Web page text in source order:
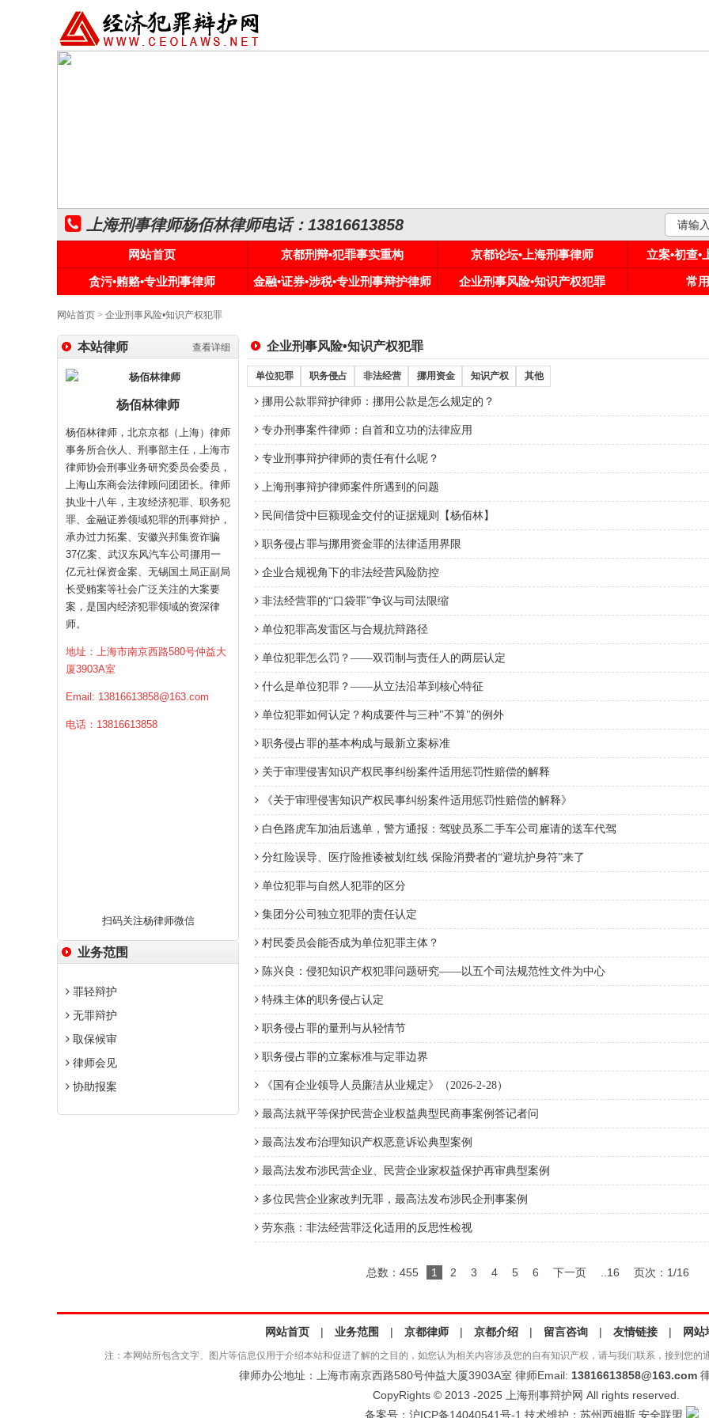
上海刑事律师杨佰林律师电话：13816613858
网站首页 京都刑辩•犯罪事实重构 京都论坛•上海刑事律师
立案•初查•
贪污•贿赂•专业刑事律师
金融•证券•涉税•专业刑事辩护律师 企业刑事风险•知识产权犯罪 常
网站首页 > 企业刑事风险•知识产权犯罪
查看详细
本站律师
杨佰林律师
杨佰林律师，北京京都（上海）律师
事务所合伙人、刑事部主任，上海市
律师协会刑事业务研究委员会委员，
上海山东商会法律顾问团团长。律师
执业十八年，主攻经济犯罪、职务犯
罪、金融证券领域犯罪的刑事辩护，
承办过力拓案、安徽兴邦集资诈骗
37亿案、武汉东风汽车公司挪用一
亿元社保资金案、无锡国土局正副局
长受贿案等社会广泛关注的大案要
案，是国内经济犯罪领域的资深律
师。
地址：上海市南京西路580号仲益大
厦3903A室
Email: 13816613858@163.com
电话：13816613858
扫码关注杨律师微信
业务范围
罪轻辩护
无罪辩护
取保候审
律师会见
协助报案
企业刑事风险•知识产权犯罪
单位犯罪 职务侵占 非法经营 挪用资金 知识产权 其他
挪用公款罪辩护律师：挪用公款是怎么规定的？
专办刑事案件律师：自首和立功的法律应用
专业刑事辩护律师的责任有什么呢？
上海刑事辩护律师案件所遇到的问题
民间借贷中巨额现金交付的证据规则【杨佰林】
职务侵占罪与挪用资金罪的法律适用界限
企业合规视角下的非法经营风险防控
非法经营罪的“口袋罪”争议与司法限缩
单位犯罪高发雷区与合规抗辩路径
单位犯罪怎么罚？——双罚制与责任人的两层认定
什么是单位犯罪？——从立法沿革到核心特征
单位犯罪如何认定？构成要件与三种"不算"的例外
职务侵占罪的基本构成与最新立案标准
关于审理侵害知识产权民事纠纷案件适用惩罚性赔偿的解释
《关于审理侵害知识产权民事纠纷案件适用惩罚性赔偿的解释》
白色路虎车加油后逃单，警方通报：驾驶员系二手车公司雇请的送车代驾
分红险误导、医疗险推诿被划红线 保险消费者的“避坑护身符”来了
单位犯罪与自然人犯罪的区分
集团分公司独立犯罪的责任认定
村民委员会能否成为单位犯罪主体？
陈兴良：侵犯知识产权犯罪问题研究——以五个司法规范性文件为中心
特殊主体的职务侵占认定
职务侵占罪的量刑与从轻情节
职务侵占罪的立案标准与定罪边界
《国有企业领导人员廉洁从业规定》（2026-2-28）
最高法就平等保护民营企业权益典型民商事案例答记者问
最高法发布治理知识产权恶意诉讼典型案例
最高法发布涉民营企业、民营企业家权益保护再审典型案例
多位民营企业家改判无罪，最高法发布涉民企刑事案例
劳东燕：非法经营罪泛化适用的反思性检视
总数：455 1 2 3 4 5 6 下一页 ..16 页次：1/16
网站首页 | 业务范围 | 京都律师 | 京都介绍 | 留言咨询 | 友情链接 | 网站
注：本网站所包含文字、图片等信息仅用于介绍本站和促进了解的之目的，如您认为相关内容涉及您的自有知识产权，请与我们联系，接到您
律师办公地址：上海市南京西路580号仲益大厦3903A室 律师Email: 13816613858@163.com
CopyRights © 2013 -2025 上海刑事辩护网 All rights reserved.
备案号： 沪ICP备14040541号-1 技术维护： 苏州西姆斯 安全联盟